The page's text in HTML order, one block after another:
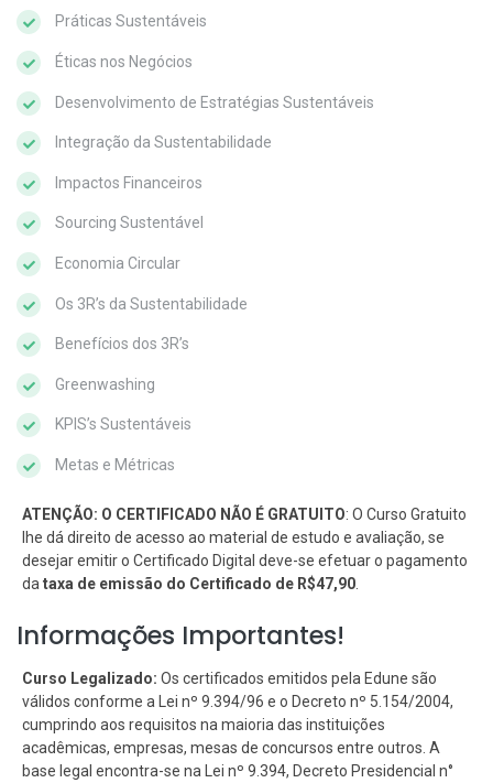
Práticas Sustentáveis
Éticas nos Negócios
Desenvolvimento de Estratégias Sustentáveis
Integração da Sustentabilidade
Impactos Financeiros
Sourcing Sustentável
Economia Circular
Os 3R’s da Sustentabilidade
Benefícios dos 3R’s
Greenwashing
KPIS’s Sustentáveis
Metas e Métricas
ATENÇÃO: O CERTIFICADO NÃO É GRATUITO: O Curso Gratuito
lhe dá direito de acesso ao material de estudo e avaliação, se
desejar emitir o Certificado Digital deve-se efetuar o pagamento
da taxa de emissão do Certificado de R$47,90
Informações Importantes!
Curso Legalizado: Os certificados emitidos pela Edune são
válidos conforme a Lei nº 9.394/96 e o Decreto nº 5.154/2004,
cumprindo aos requisitos na maioria das instituições
acadêmicas, empresas, mesas de concursos entre outros. A
base legal encontra-se na Lei nº 9.394, Decreto Presidencial n°